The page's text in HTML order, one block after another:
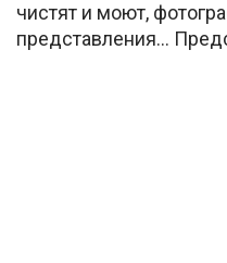
чистят и моют,
представления…